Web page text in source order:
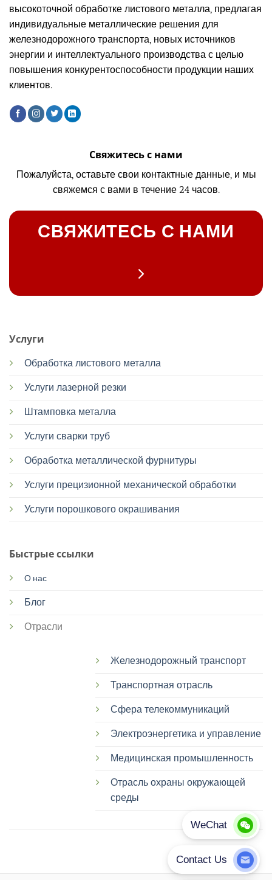
высокоточной обработке листового металла, предлагая
индивидуальные металлические решения для
железнодорожного транспорта, новых источников
энергии и интеллектуального производства с целью
повышения конкурентоспособности продукции наших
клиентов.
Услуги
Обработка листового металла
Услуги лазерной резки
Штамповка металла
Услуги сварки труб
Обработка металлической фурнитуры
Услуги прецизионной механической обработки
Услуги порошкового окрашивания
Быстрые ссылки
О нас
Блог
Отрасли
Железнодорожный транспорт
Транспортная отрасль
Сфера телекоммуникаций
Электроэнергетика и управление
Медицинская промышленность
Отрасль охраны окружающей
среды
Свяжитесь с нами
Пожалуйста, оставьте свои контактные данные, и мы
свяжемся с вами в течение 24 часов.
СВЯЖИТЕСЬ С НАМИ